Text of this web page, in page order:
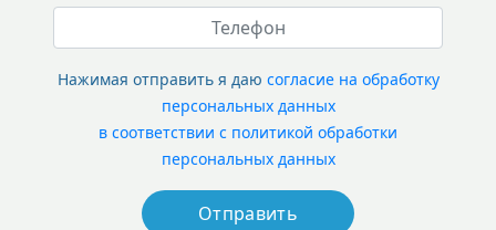
Нажимая отправить я даю согласие на обработку
персональных данных
в соответствии с политикой обработки
персональных данных